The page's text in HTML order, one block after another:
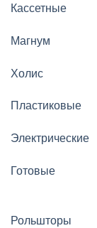
Кассетные
Магнум
Холис
Пластиковые
Электрические
Готовые
Рольшторы